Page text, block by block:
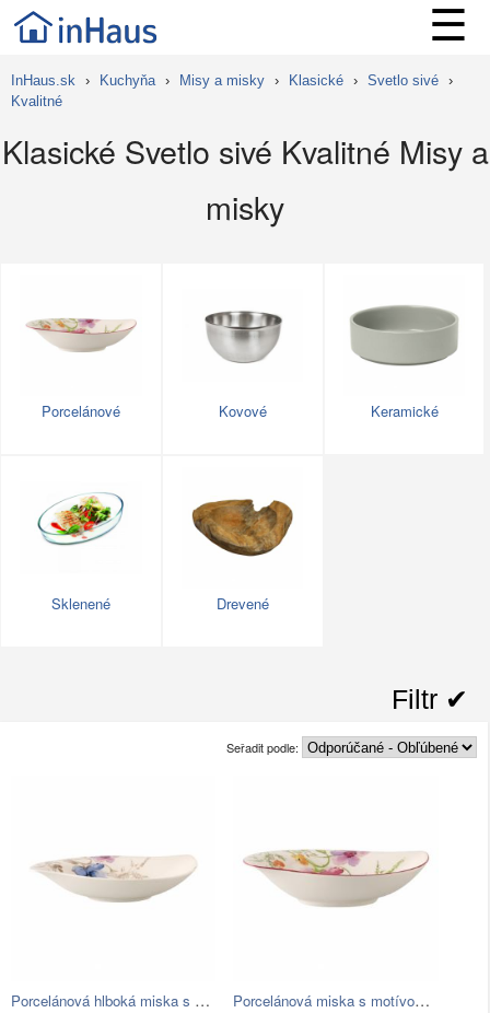
☰
InHaus.sk › Kuchyňa › Misy a misky › Klasické › Svetlo sivé ›
Kvalitné
Klasické Svetlo sivé Kvalitné Misy a
misky
Porcelánové Kovové Keramické
Sklenené Drevené
Filtr ✔︎
Seřadit podle:
Porcelánová hlboká miska s motívom… Porcelánová miska s motívom kvetín…